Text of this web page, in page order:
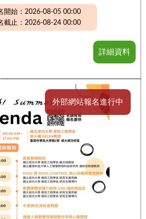
開始：2026-08-05 00:00
截止：2026-08-24 00:00
詳細資料
外部網站報名進行中